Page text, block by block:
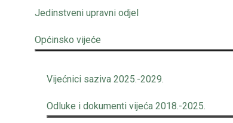
Jedinstveni upravni odjel
Općinsko vijeće
Vijećnici saziva 2025.-2029.
Odluke i dokumenti vijeća 2018.-2025.